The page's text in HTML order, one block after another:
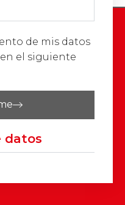
de mis datos
el siguiente
datos